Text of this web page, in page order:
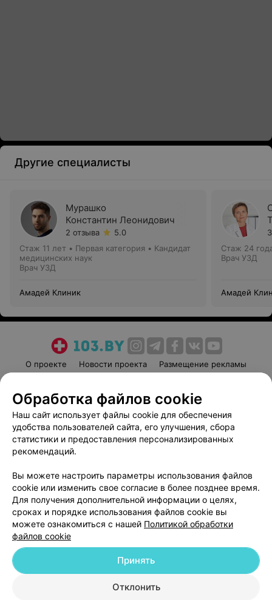
Другие специалисты
Мурашко
Константин Леонидович
2 отзыва
5.0
Стаж 11 лет • Первая категория • Кандидат
медицинских наук
Врач УЗД
Амадей Клиник
Стаж 24
Врач УЗД
Амадей
О проекте Новости проекта
Размещение рекламы
Пользовательское соглашение
Способы оплаты
Вакансии
Партнеры
Написать руководителю 103.by
Обработка персональных данных
© 2026 ООО «Артокс Лаб», УНП 191700409
| 220012, Республика Беларусь,
Обработка файлов cookie
Наш сайт использует файлы cookie для обеспечения
удобства пользователей сайта, его улучшения, сбора
статистики и предоставления персонализированных
рекомендаций.
Вы можете настроить параметры использования файлов
cookie или изменить свое согласие в более позднее время.
Для получения дополнительной информации о целях,
сроках и порядке использования файлов cookie вы
можете ознакомиться с нашей Политикой обработки
файлов cookie
Отклонить
Принять